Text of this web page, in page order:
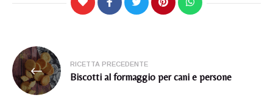
Navigazione
articoli
RICETTA PRECEDENTE
Biscotti al formaggio per cani e persone